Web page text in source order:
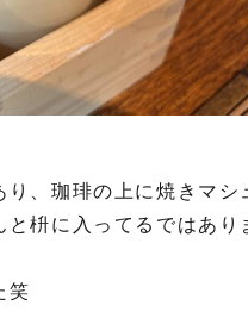
、珈琲の上に焼きマシ
枡に入ってるではあり
笑